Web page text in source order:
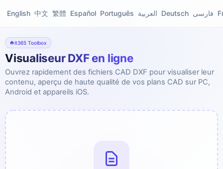
English 中文 繁體 Español Português العربية Deutsch فارسی
it365 Toolbox
Visualiseur DXF en ligne
Ouvrez rapidement des fichiers CAD DXF pour visualiser leur
contenu, aperçu de haute qualité de vos plans CAD sur PC,
Android et appareils iOS.